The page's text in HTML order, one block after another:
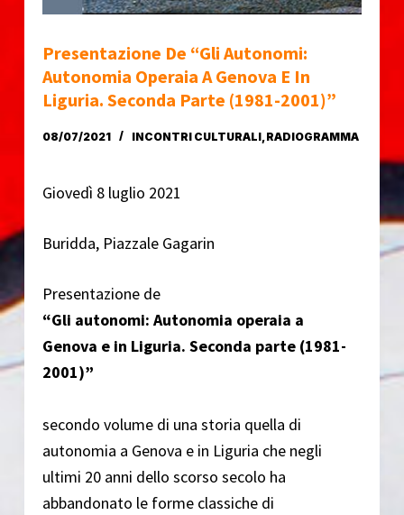
Presentazione De “Gli Autonomi:
Autonomia Operaia A Genova E In
Liguria. Seconda Parte (1981-2001)”
08/07/2021 INCONTRI CULTURALI,RADIOGRAMMA
Giovedì 8 luglio 2021
Buridda, Piazzale Gagarin
Presentazione de
“Gli autonomi: Autonomia operaia a
Genova e in Liguria. Seconda parte (1981-
2001)”
secondo volume di una storia quella di
autonomia a Genova e in Liguria che negli
ultimi 20 anni dello scorso secolo ha
abbandonato le forme classiche di